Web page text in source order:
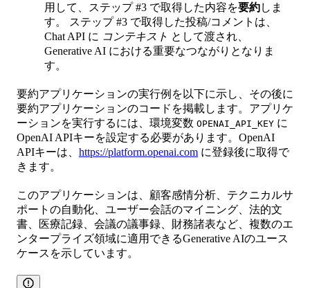
用して、ステップ #3 で取得した内容を要約しま
す。 ステップ #3 で取得した投稿/コメントは、
Chat API に コンテキスト として渡され、
Generative AI における重要なつながりとなりま
す。
要約アプリケーションの実行例を以下に示し、その後に
要約アプリケーションのコードを掲載します。アプリケ
ーションを実行するには、環境変数 OPENAI_API_KEY に
OpenAI APIキーを設定する必要があります。OpenAI
APIキーは、 https://platform.openai.com に登録後に取得で
きます。
このアプリケーションは、顧客感情分析、テクニカルサ
ポートの自動化、ユーザー会話のマイニング、法的文
書、医療記録、会議の議事録、財務諸表など、複数のエ
ンタープライズ領域に適用できるGenerative AIのユース
ケースを示しています。